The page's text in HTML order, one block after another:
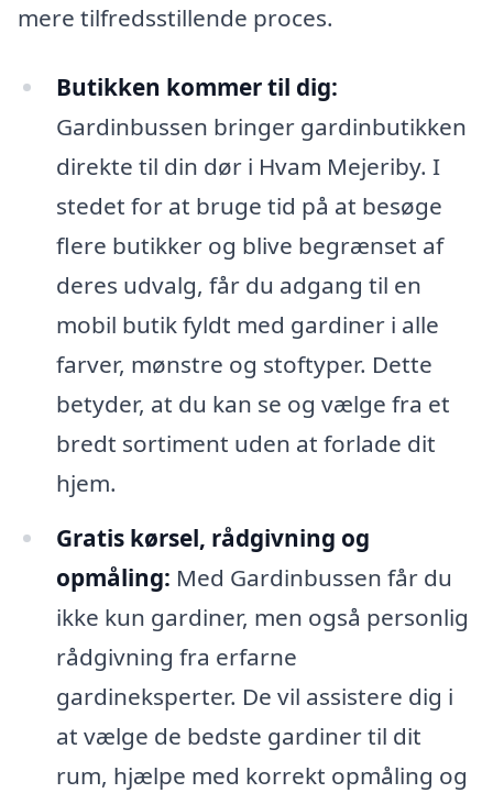
mere tilfredsstillende proces.
Butikken kommer til dig:
Gardinbussen bringer gardinbutikken
direkte til din dør i Hvam Mejeriby. I
stedet for at bruge tid på at besøge
flere butikker og blive begrænset af
deres udvalg, får du adgang til en
mobil butik fyldt med gardiner i alle
farver, mønstre og stoftyper. Dette
betyder, at du kan se og vælge fra et
bredt sortiment uden at forlade dit
hjem.
Gratis kørsel, rådgivning og
opmåling: Med Gardinbussen får du
ikke kun gardiner, men også personlig
rådgivning fra erfarne
gardineksperter. De vil assistere dig i
at vælge de bedste gardiner til dit
rum, hjælpe med korrekt opmåling og